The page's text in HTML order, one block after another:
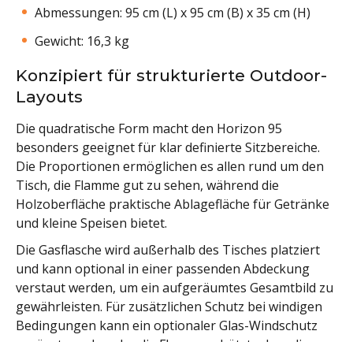
Abmessungen: 95 cm (L) x 95 cm (B) x 35 cm (H)
Gewicht: 16,3 kg
Konzipiert für strukturierte Outdoor-
Layouts
Die quadratische Form macht den Horizon 95
besonders geeignet für klar definierte Sitzbereiche.
Die Proportionen ermöglichen es allen rund um den
Tisch, die Flamme gut zu sehen, während die
Holzoberfläche praktische Ablagefläche für Getränke
und kleine Speisen bietet.
Die Gasflasche wird außerhalb des Tisches platziert
und kann optional in einer passenden Abdeckung
verstaut werden, um ein aufgeräumtes Gesamtbild zu
gewährleisten. Für zusätzlichen Schutz bei windigen
Bedingungen kann ein optionaler Glas-Windschutz